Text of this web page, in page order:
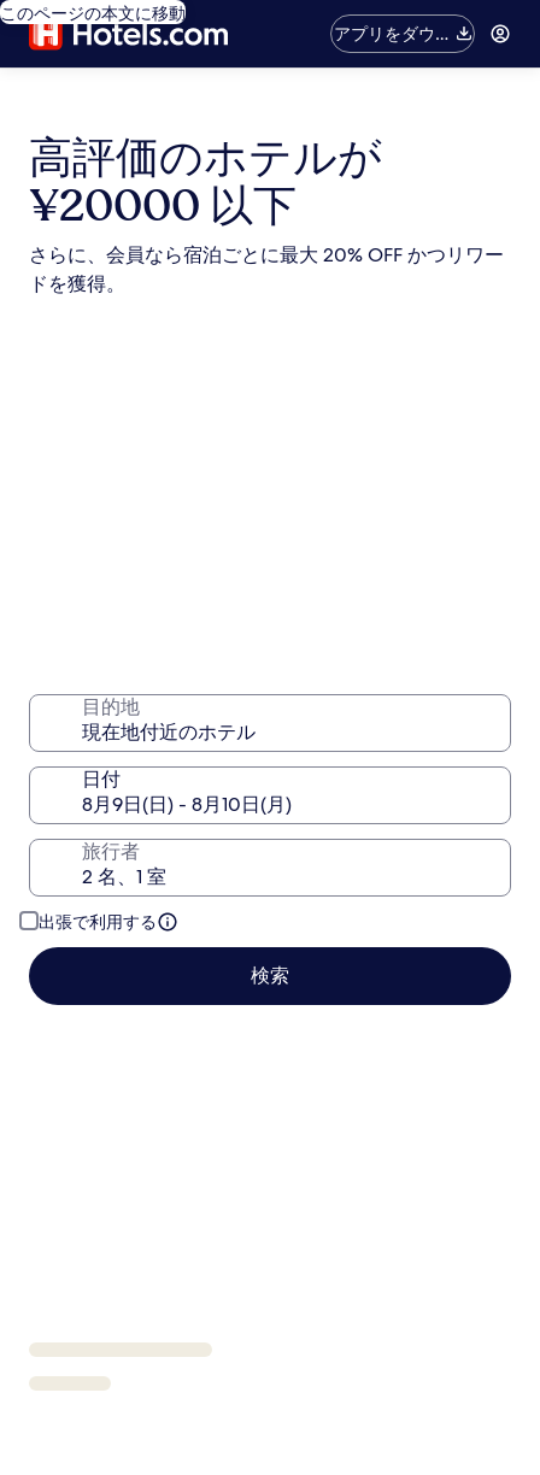
このページの本文に移動
アプリをダウン
ロード
高評価のホテルが
¥20000 以下
さらに、会員なら宿泊ごとに最大 20% OFF かつリワー
ドを獲得。
目的地
日付
旅行者
出張で利用する
検索